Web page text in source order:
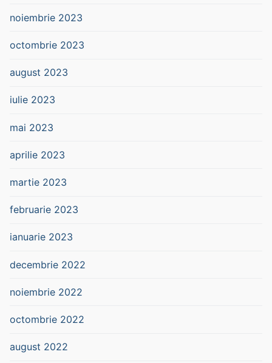
noiembrie 2023
octombrie 2023
august 2023
iulie 2023
mai 2023
aprilie 2023
martie 2023
februarie 2023
ianuarie 2023
decembrie 2022
noiembrie 2022
octombrie 2022
august 2022